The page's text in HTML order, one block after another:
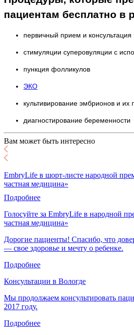
пациентам бесплатно в
первичный прием и консультация
стимуляции суперовуляции с
пункция фолликулов
ЭКО
культивирование эмбрионов и их
диагностирование беременности
Вам может быть интересно
EmbryLife в шорт-листе народной
частная медицина»
Подробнее
Голосуйте за EmbryLife в народной
частная медицина»
Дорогие пациенты! Спасибо, что
— свое здоровье и мечту о ребенке.
Подробнее
Консультации в Вологде
Мы продолжаем консультировать
2017 году.
Подробнее